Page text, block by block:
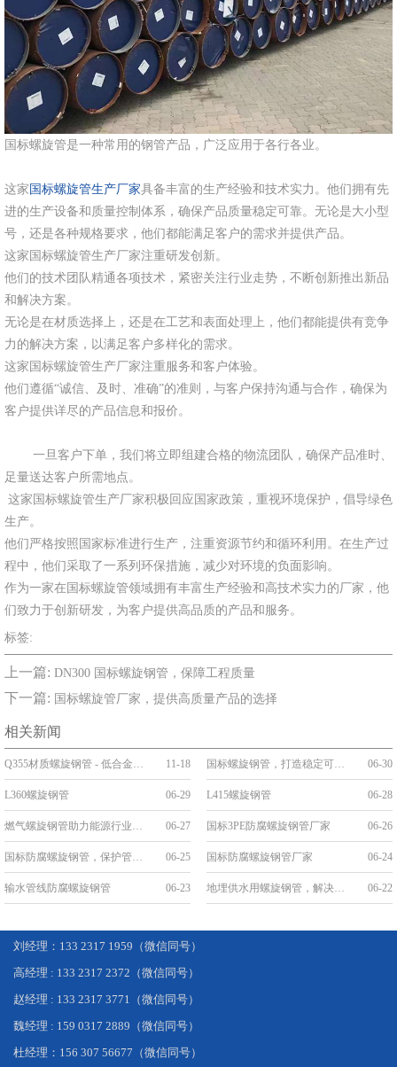
国标螺旋管是一种常用的钢管产品，广泛应用于各行各业。
这家 国标螺旋管生产厂家具备丰富的生产经验和技术实力。他们拥有先
进的生产设备和质量控制体系，确保产品质量稳定可靠。无论是大小型
号，还是各种规格要求，他们都能满足客户的需求并提供产品。
这家国标螺旋管生产厂家注重研发创新。
他们的技术团队精通各项技术，紧密关注行业走势，不断创新推出新品
和解决方案。
无论是在材质选择上，还是在工艺和表面处理上，他们都能提供有竞争
力的解决方案，以满足客户多样化的需求。
这家国标螺旋管生产厂家注重服务和客户体验。
他们遵循“诚信、及时、准确”的准则，与客户保持沟通与合作，确保为
客户提供详尽的产品信息和报价。
一旦客户下单，我们将立即组建合格的物流团队，确保产品准时、
足量送达客户所需地点。
这家国标螺旋管生产厂家积极回应国家政策，重视环境保护，倡导绿色
生产。
他们严格按照国家标准进行生产，注重资源节约和循环利用。在生产过
程中，他们采取了一系列环保措施，减少对环境的负面影响。
作为一家在国标螺旋管领域拥有丰富生产经验和高技术实力的厂家，他
们致力于创新研发，为客户提供高品质的产品和服务。
标签:
上一篇: DN300 国标螺旋钢管，保障工程质量
下一篇: 国标螺旋管厂家，提供高质量产品的选择
相关新闻
Q355材质螺旋钢管 - 低合金高强度工程优选管道 11-18 国标螺旋钢管，打造稳定可靠的管道工程 06-30
L360螺旋钢管 06-29 L415螺旋钢管 06-28
燃气螺旋钢管助力能源行业发展 06-27 国标3PE防腐螺旋钢管厂家 06-26
国标防腐螺旋钢管，保护管道安全，延长使用寿命 06-25 国标防腐螺旋钢管厂家 06-24
输水管线防腐螺旋钢管 06-23 地埋供水用螺旋钢管，解决城市供水难题 06-22
刘经理：133 2317 1959（微信同号）
高经理 : 133 2317 2372（微信同号）
赵经理 : 133 2317 3771（微信同号）
魏经理 : 159 0317 2889（微信同号）
杜经理：156 307 56677（微信同号）